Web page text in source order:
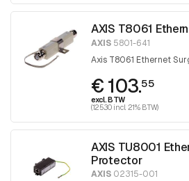
AXIS T8061
AXIS 5801-641
Axis T8061 Ethernet
€ 103.55
excl. BTW
(125.30 incl. 21% BTW)
AXIS TU8001
Protector
AXIS 02315-001